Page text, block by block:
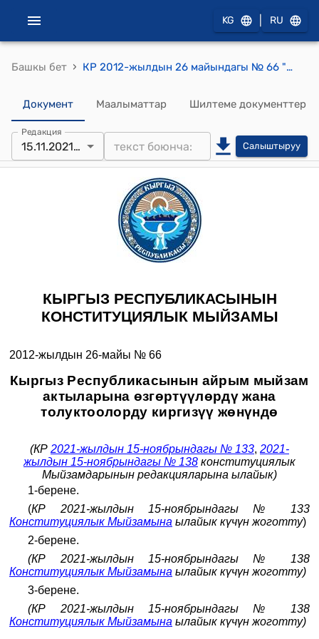
KG RU
Башкы бет › КР 2012-жылдын 26 майындагы № 66 "Кыргыз Республикасынын айрым мыйзам актыларына өзгөртүүлөрдү жана толуктоолорду киргизүү жөнүндө" Конституциялык Мыйзамы
Документ Маалыматтар Шилтеме документтер
Редакция
15.11.2021 № 138 Салыштыруу